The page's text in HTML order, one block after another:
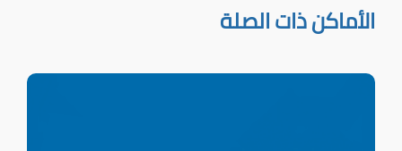
الأماكن ذات الصلة